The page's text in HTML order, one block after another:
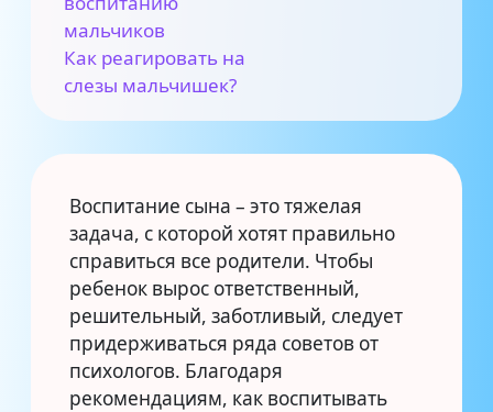
мальчиков
Как реагировать на
слезы мальчишек?
Воспитание сына – это тяжелая
задача, с которой хотят правильно
справиться все родители. Чтобы
ребенок вырос ответственный,
решительный, заботливый, следует
придерживаться ряда советов от
психологов. Благодаря
рекомендациям, как воспитывать